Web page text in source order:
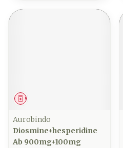
Geneesmiddel
Aurobindo
Diosmine+hesperidine
Ab 900mg+100mg